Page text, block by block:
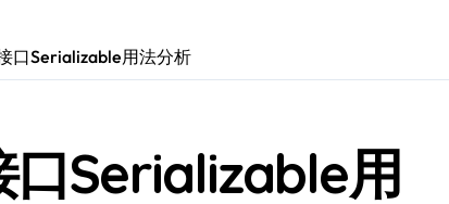
口Serializable用法分析
口Serializable用